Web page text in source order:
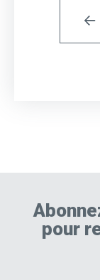
pour